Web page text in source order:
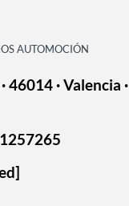
AUTOMOCIÓN
· Valencia ·